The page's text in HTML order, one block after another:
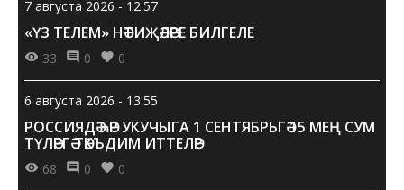
7 августа 2026 - 12:57
«ҮЗ ТЕЛЕМ» НӘТИҖӘЛӘРЕ БИЛГЕЛЕ
33 0 0
6 августа 2026 - 13:55
РОССИЯДӘ ҺӘР УКУЧЫГА 1 СЕНТЯБРЬГӘ 15 МЕҢ СУМ
ТҮЛӘРГӘ ТӘКЪДИМ ИТТЕЛӘР
68 0 0